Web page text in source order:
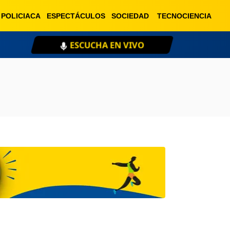
POLICIACA ESPECTÁCULOS SOCIEDAD TECNOCIENCIA
ESCUCHA EN VIVO